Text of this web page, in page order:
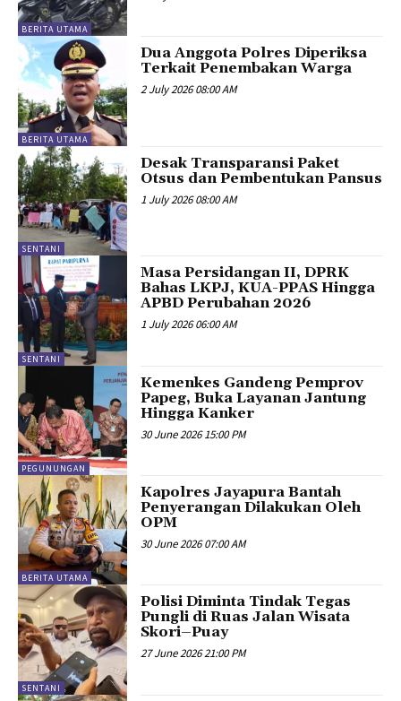
BERITA UTAMA
BERITA UTAMA
Dua Anggota Polres Diperiksa
Terkait Penembakan Warga
2 July 2026 08:00 AM
SENTANI
Desak Transparansi Paket
Otsus dan Pembentukan Pansus
1 July 2026 08:00 AM
SENTANI
Masa Persidangan II, DPRK
Bahas LKPJ, KUA-PPAS Hingga
APBD Perubahan 2026
1 July 2026 06:00 AM
PEGUNUNGAN
Kemenkes Gandeng Pemprov
Papeg, Buka Layanan Jantung
Hingga Kanker
30 June 2026 15:00 PM
BERITA UTAMA
Kapolres Jayapura Bantah
Penyerangan Dilakukan Oleh
OPM
30 June 2026 07:00 AM
SENTANI
Polisi Diminta Tindak Tegas
Pungli di Ruas Jalan Wisata
Skori–Puay
27 June 2026 21:00 PM